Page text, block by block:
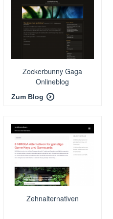
Zockerbunny Gaga
Onlineblog
Zum Blog
Zehnalternativen